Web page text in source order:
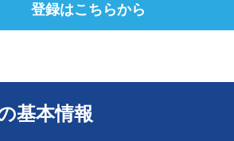
登録はこちらから
基本情報